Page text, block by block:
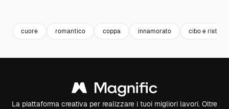
cuore romantico coppa innamorato cibo e
La piattaforma creativa per realizzare i tuoi migliori lavori. Oltre